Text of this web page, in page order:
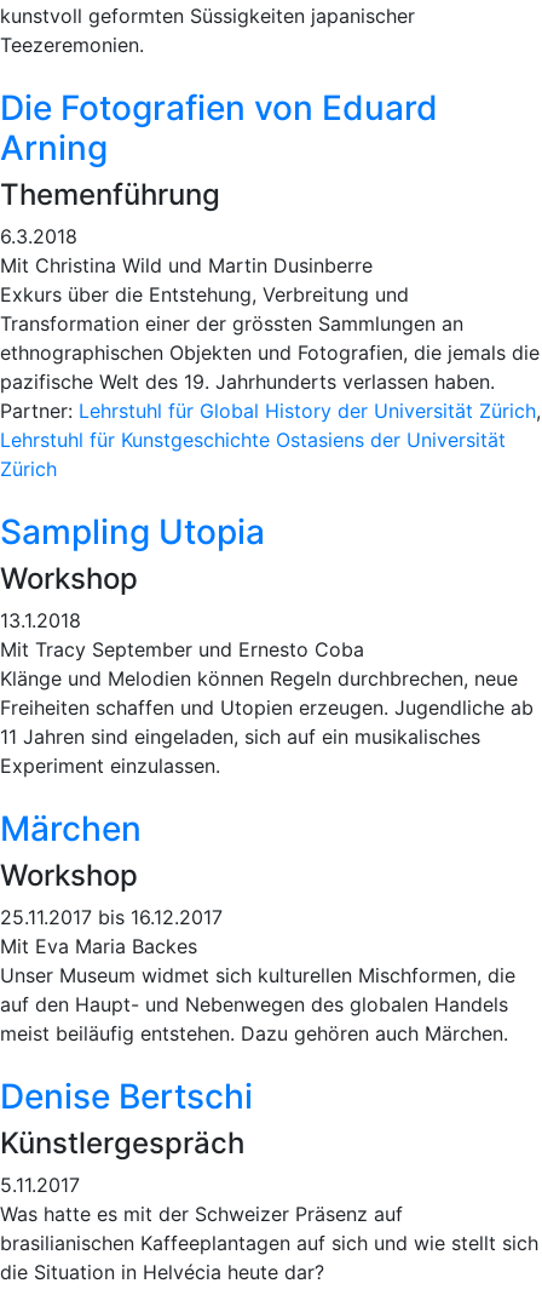
kunstvoll geformten Süssigkeiten japanischer
Teezeremonien.
Die Fotografien von Eduard
Arning
Themenführung
6.3.2018
Mit Christina Wild und Martin Dusinberre
Exkurs über die Entstehung, Verbreitung und
Transformation einer der grössten Sammlungen an
ethnographischen Objekten und Fotografien, die jemals die
pazifische Welt des 19. Jahrhunderts verlassen haben.
Partner: Lehrstuhl für Global History der Universität Zürich,
Lehrstuhl für Kunstgeschichte Ostasiens der Universität
Zürich
Sampling Utopia
Workshop
13.1.2018
Mit Tracy September und Ernesto Coba
Klänge und Melodien können Regeln durchbrechen, neue
Freiheiten schaffen und Utopien erzeugen. Jugendliche ab
11 Jahren sind eingeladen, sich auf ein musikalisches
Experiment einzulassen.
Märchen
Workshop
25.11.2017 bis 16.12.2017
Mit Eva Maria Backes
Unser Museum widmet sich kulturellen Mischformen, die
auf den Haupt- und Nebenwegen des globalen Handels
meist beiläufig entstehen. Dazu gehören auch Märchen.
Denise Bertschi
Künstlergespräch
5.11.2017
Was hatte es mit der Schweizer Präsenz auf
brasilianischen Kaffeeplantagen auf sich und wie stellt sich
die Situation in Helvécia heute dar?